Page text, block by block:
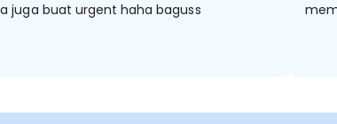
juga buat urgent haha baguss